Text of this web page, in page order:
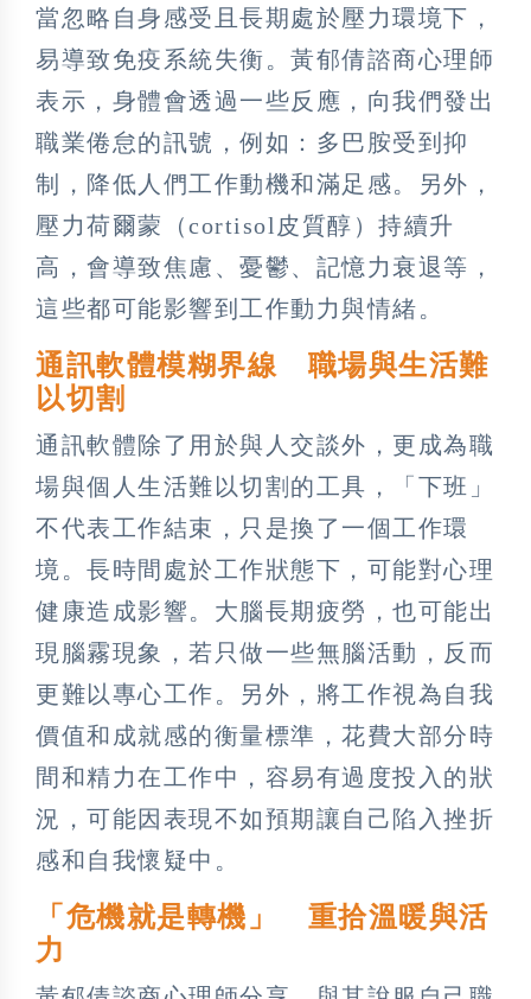
當忽略自身感受且長期處於壓力環境下，
易導致免疫系統失衡。黃郁倩諮商心理師
表示，身體會透過一些反應，向我們發出
職業倦怠的訊號，例如：多巴胺受到抑
制，降低人們工作動機和滿足感。另外，
壓力荷爾蒙（cortisol皮質醇）持續升
高，會導致焦慮、憂鬱、記憶力衰退等，
這些都可能影響到工作動力與情緒。
通訊軟體模糊界線 職場與生活難
以切割
通訊軟體除了用於與人交談外，更成為職
場與個人生活難以切割的工具，「下班」
不代表工作結束，只是換了一個工作環
境。長時間處於工作狀態下，可能對心理
健康造成影響。大腦長期疲勞，也可能出
現腦霧現象，若只做一些無腦活動，反而
更難以專心工作。另外，將工作視為自我
價值和成就感的衡量標準，花費大部分時
間和精力在工作中，容易有過度投入的狀
況，可能因表現不如預期讓自己陷入挫折
感和自我懷疑中。
「危機就是轉機」 重拾溫暖與活
力